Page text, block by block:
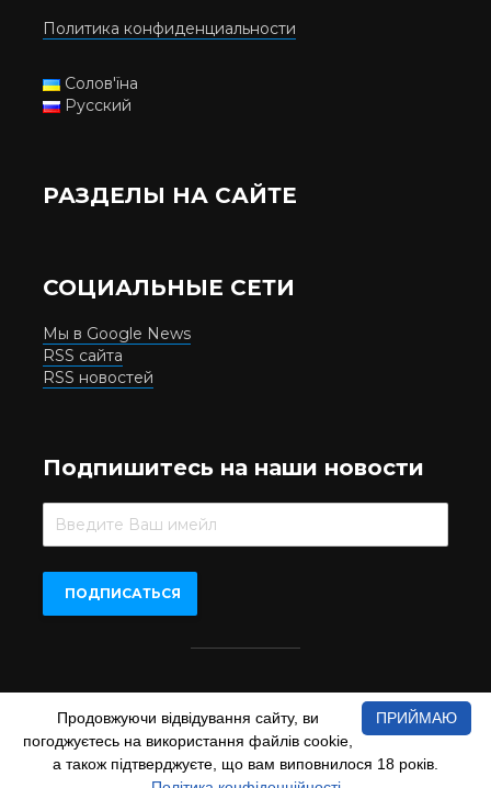
Политика конфиденциальности
Солов'їна
Русский
РАЗДЕЛЫ НА САЙТЕ
СОЦИАЛЬНЫЕ СЕТИ
Мы в Google News
RSS сайта
RSS новостей
Подпишитесь на наши новости
Beer.UA © 2016-2022
При копіюванні матеріалів з сайту обов'язкове пряме
відкрите для пошукових систем гіперпосилання на сайт
www.beer.ua
ПРИЙМАЮ
Продовжуючи відвідування сайту, ви
погоджуєтесь на використання файлів cookie,
а також підтверджуєте, що вам виповнилося 18 років.